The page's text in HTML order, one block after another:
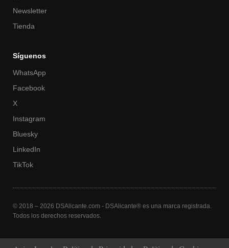
Newsletter
Tienda
Síguenos
WhatsApp
Facebook
X
Instagram
Bluesky
LinkedIn
TikTok
© 2018 – 2026 DSAlicante.com - DSAlicante® es una marca registrada.
Todos los derechos reservados.